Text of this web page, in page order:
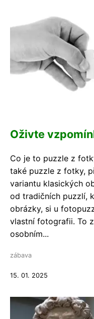
Oživte
Co je to puzzle z
také puzzle z fotky,
variantu klasických
od tradičních puzzlí,
obrázky, si u
vlastní fotografii. To
osobním...
zábava
15. 01. 2025